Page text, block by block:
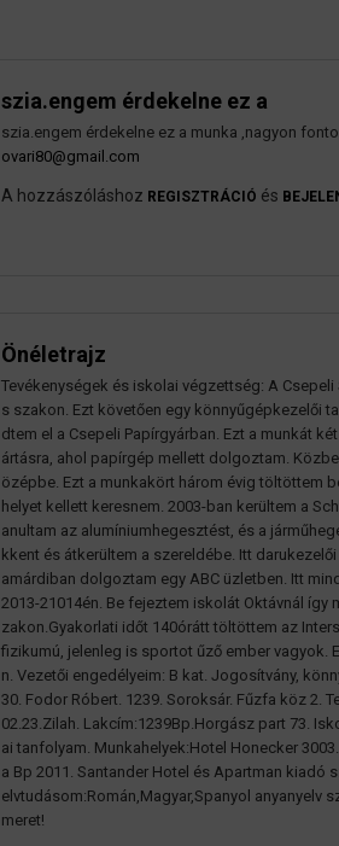
szia.engem érdekelne ez a
szia.engem érdekelne ez a munka ,nagyon
ovari80@gmail.com
A hozzászóláshoz REGISZTRÁCIÓ és
Önéletrajz
Tevékenységek és iskolai végzettség: A
s szakon. Ezt követően egy könnyűgépkezelői
dtem el a Csepeli Papírgyárban. Ezt a munkát
ártásra, ahol papírgép mellett dolgoztam.
özépbe. Ezt a munkakört három évig töltöttem
helyet kellett keresnem. 2003-ban kerültem a
anultam az alumíniumhegesztést, és a
kkent és átkerültem a szereldébe. Itt
amárdiban dolgoztam egy ABC üzletben. Itt
2013-21014én. Be fejeztem iskolát Oktávnál
zakon.Gyakorlati időt 140órátt töltöttem az
fizikumú, jelenleg is sportot űző ember vagyok.
n. Vezetői engedélyeim: B kat. Jogosítvány,
30. Fodor Róbert. 1239. Soroksár. Fűzfa köz 2.
02.23.Zilah. Lakcím:1239Bp.Horgász part 73.
ai tanfolyam. Munkahelyek:Hotel Honecker
a Bp 2011. Santander Hotel és Apartman kiadó
elvtudásom:Román,Magyar,Spanyol anyanyelv
meret!